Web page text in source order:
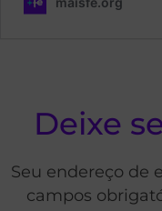
Deixe
Seu endereço de
campos